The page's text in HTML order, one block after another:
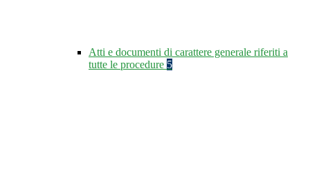
Atti e documenti di carattere generale riferiti a
tutte le procedure 5